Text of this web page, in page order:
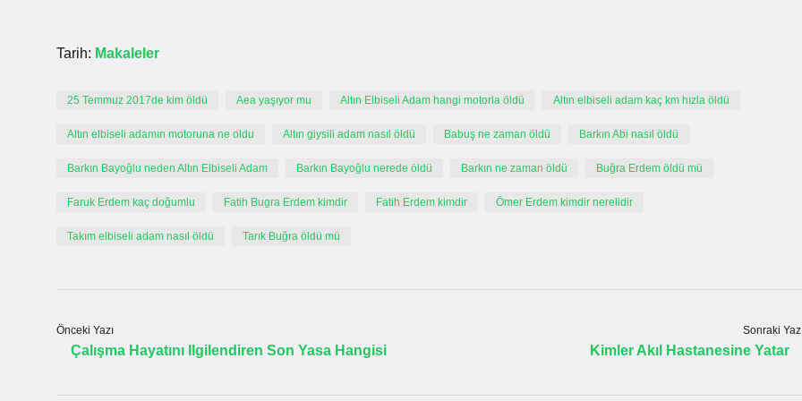
Tarih: Makaleler
25 Temmuz 2017de kim öldü Aea yaşıyor mu Altın Elbiseli Adam hangi motorla öldü Altın elbiseli adam kaç km hızla öldü
Altın elbiseli adamın motoruna ne oldu Altın giysili adam nasıl öldü Babuş ne zaman öldü Barkın Abi nasıl öldü
Barkın Bayoğlu neden Altın Elbiseli Adam Barkın Bayoğlu nerede öldü Barkın ne zaman öldü Buğra Erdem öldü mü
Faruk Erdem kaç doğumlu Fatih Bugra Erdem kimdir Fatih Erdem kimdir Ömer Erdem kimdir nerelidir
Takım elbiseli adam nasıl öldü Tarık Buğra öldü mü
Önceki Yazı
Çalışma Hayatını Ilgilendiren Son Yasa Hangisi
Sonraki
Kimler Akıl Hastanesine Yatar